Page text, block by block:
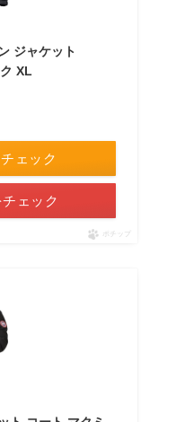
ジャケット
XL
ェック
ェック
ポチップ